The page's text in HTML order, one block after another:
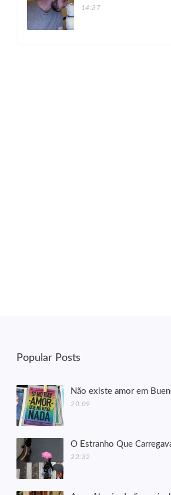
14:37
Popular Posts
Não existe amor em
20:09
O Estranho Que
22:32